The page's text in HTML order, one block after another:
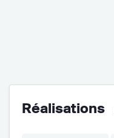
Réalisations